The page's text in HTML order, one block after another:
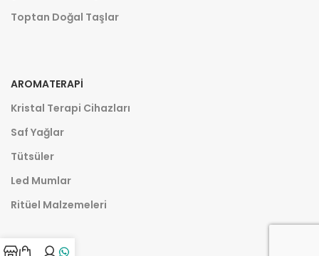
Toptan Doğal Taşlar
AROMATERAPI
Kristal Terapi Cihazları
Saf Yağlar
Tütsüler
Led Mumlar
Ritüel Malzemeleri